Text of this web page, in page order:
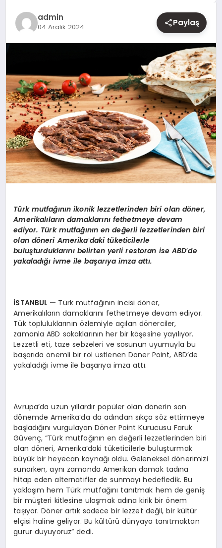
admin
04 Aralık 2024 Paylaş
Türk mutfağının ikonik lezzetlerinden biri olan döner,
Amerikalıların damaklarını fethetmeye devam
ediyor. Türk mutfağının en değerli lezzetlerinden biri
olan döneri Amerika’daki tüketicilerle
buluşturduklarını belirten yerli restoran ise ABD’de
yakaladığı ivme ile başarıya imza attı.
İSTANBUL — Türk mutfağının incisi döner,
Amerikalıların damaklarını fethetmeye devam ediyor.
Tük topluluklarının özlemiyle açılan dönerciler,
zamanla ABD sokaklarının her bir köşesine yayılıyor.
Lezzetli eti, taze sebzeleri ve sosunun uyumuyla bu
başarıda önemli bir rol üstlenen Döner Point, ABD’de
yakaladığı ivme ile başarıya imza attı.
Avrupa’da uzun yıllardır popüler olan dönerin son
dönemde Amerika’da da adından sıkça söz ettirmeye
başladığını vurgulayan Döner Point Kurucusu Faruk
Güvenç, “Türk mutfağının en değerli lezzetlerinden biri
olan döneri, Amerika’daki tüketicilerle buluşturmak
büyük bir heyecan kaynağı oldu. Geleneksel dönerimizi
sunarken, aynı zamanda Amerikan damak tadına
hitap eden alternatifler de sunmayı hedefledik. Bu
yaklaşım hem Türk mutfağını tanıtmak hem de geniş
bir müşteri kitlesine ulaşmak adına kirik bir önem
taşıyor. Döner artık sadece bir lezzet değil, bir kültür
elçisi haline geliyor. Bu kültürü dünyaya tanıtmaktan
gurur duyuyoruz” dedi.